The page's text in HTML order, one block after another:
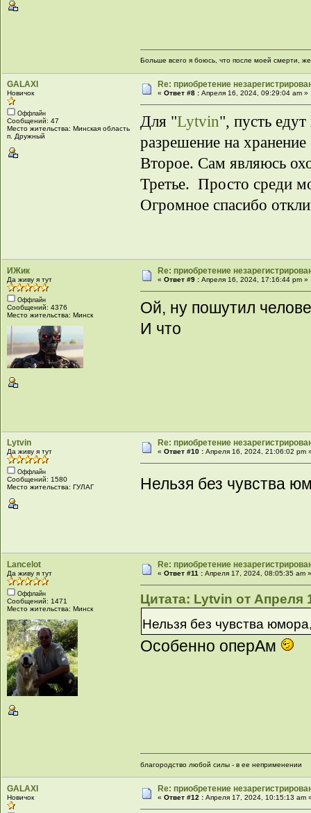
Больше всего я боюсь, что после моей смерти,
GALAXI
Новичок
Оффлайн
Сообщений: 47
Место жительства: Минская область
п. Дружный
Re: приобретение
«Ответ #8 : Апреля 16, 2024, 09:29:04 am »
Для "Lytvin", пусть
разрешение на хранение
Второе. Сам являюсь
Третье. Просто среди
Огромное спасибо
ИЖик
Да живу я тут
Оффлайн
Сообщений: 4376
Место жительства: Минск
Re: приобретение
«Ответ #9 : Апреля 16, 2024, 17:16:44 pm »
Ой, ну пошутил
И что
Lytvin
Да живу я тут
Оффлайн
Сообщений: 1580
Место жительства: ГУЛАГ
Re: приобретение
«Ответ #10 : Апреля 16, 2024, 21:06:02 pm
Нельзя без чувства
Lancelot
Да живу я тут
Оффлайн
Сообщений: 1471
Место жительства: Минск
Re: приобретение
«Ответ #11 : Апреля 17, 2024, 08:05:35 am
Цитата: Lytvin от Апреля
Нельзя без чувства
Особенно оперАм
благородство любой силы - в ее неприменении
GALAXI
Новичок
Re: приобретение
«Ответ #12 : Апреля 17, 2024, 10:15:13 am